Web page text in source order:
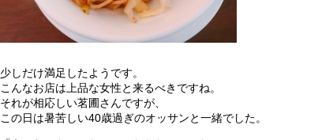
少しだけ満足したようです。
こんなお店は上品な女性と来るべきですね。
それが相応しい茗圃さんですが、
この日は暑苦しい40歳過ぎのオッサンと一緒でした。